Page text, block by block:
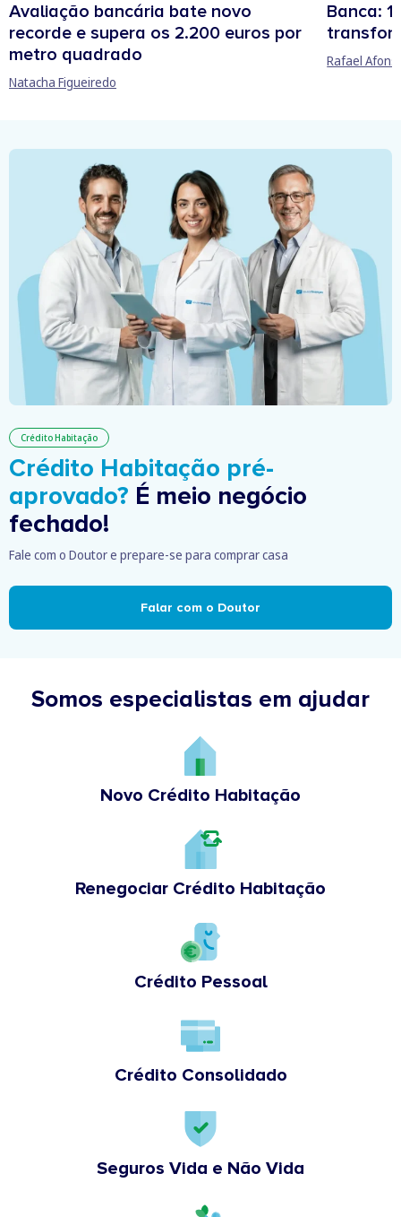
Avaliação bancária bate novo
recorde e supera os 2.200 euros por
metro quadrado
Natacha Figueiredo
Banca:
Rafael
Crédito Habitação
Crédito Habitação pré-
aprovado? É meio negócio
fechado!
Fale com o Doutor e prepare-se para comprar casa
Falar com o Doutor
Somos especialistas em ajudar
Novo Crédito Habitação
Renegociar Crédito Habitação
Crédito Pessoal
Crédito Consolidado
Seguros Vida e Não Vida